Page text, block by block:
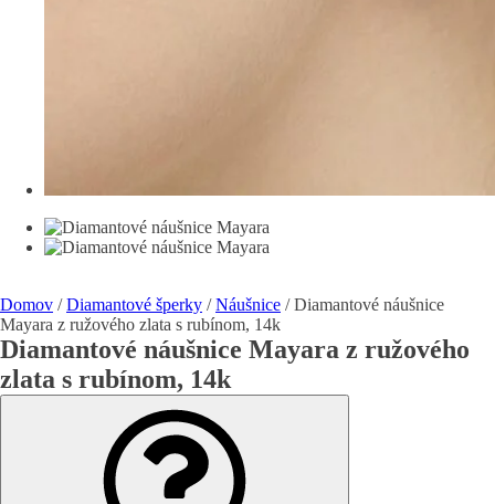
Domov /Diamantové šperky /Náušnice / Diamantové náušnice
Mayara z ružového zlata s rubínom, 14k
Diamantové náušnice Mayara z ružového
zlata s rubínom, 14k